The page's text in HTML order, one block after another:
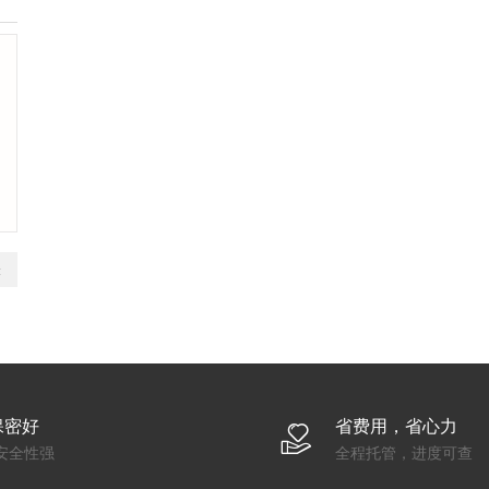
密好
全性强
省费用，省心力
全程托管，进度可查